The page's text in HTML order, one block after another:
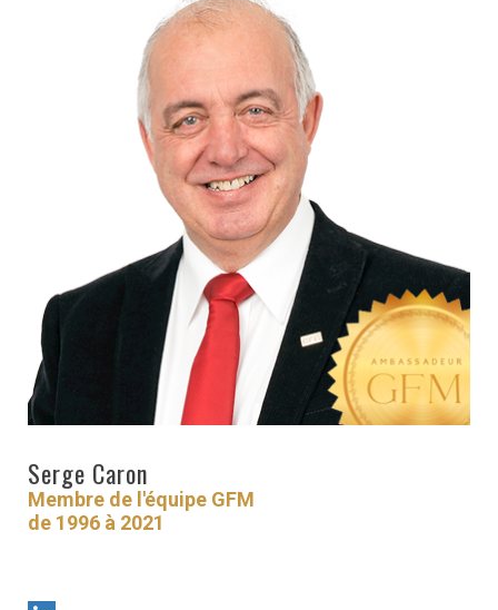
Serge Caron
Membre de l'équipe GFM
de 1996 à 2021